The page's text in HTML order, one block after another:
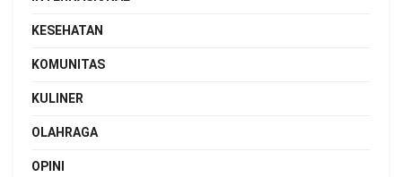
KESEHATAN
KOMUNITAS
KULINER
OLAHRAGA
OPINI